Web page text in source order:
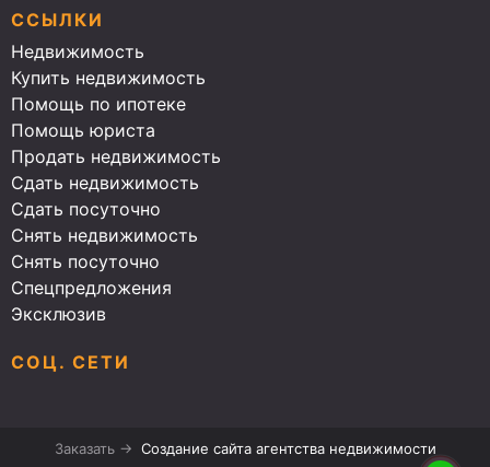
ССЫЛКИ
Недвижимость
Купить недвижимость
Помощь по ипотеке
Помощь юриста
Продать недвижимость
Сдать недвижимость
Сдать посуточно
Снять недвижимость
Снять посуточно
Спецпредложения
Эксклюзив
СОЦ. СЕТИ
Заказать → Создание сайта агентства недвижимости